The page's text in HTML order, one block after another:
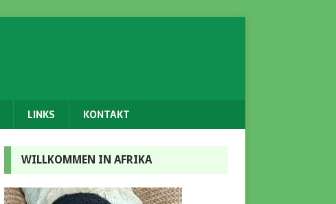
LINKS KONTAKT
WILLKOMMEN IN AFRIKA